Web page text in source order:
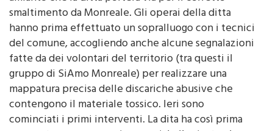
hanno prima effettuato un sopralluogo con i tecnici
del comune, accogliendo anche alcune segnalazioni
fatte da dei volontari del territorio (tra questi il
gruppo di SiAmo Monreale) per realizzare una
mappatura precisa delle discariche abusive che
contengono il materiale tossico. Ieri sono
cominciati i primi interventi. La dita ha così prima
spruzzato con una vernice speciale l’amianto che